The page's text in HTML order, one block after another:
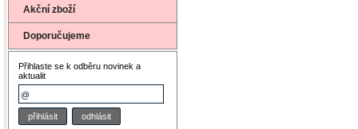
Akční zboží
Doporučujeme
Přihlaste se k odběru novinek a
aktualit